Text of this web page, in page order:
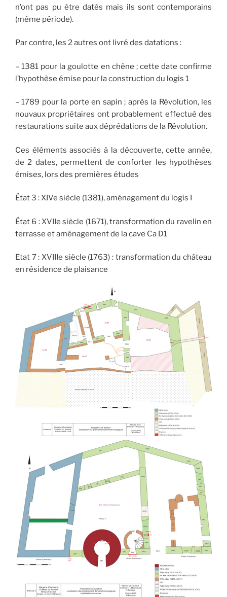
n’ont pas pu être datés mais ils sont contemporains
(même période).
Par contre, les 2 autres ont livré des datations :
– 1381 pour la goulotte en chêne ; cette date confirme
l’hypothèse émise pour la construction du logis 1
– 1789 pour la porte en sapin ; après la Révolution, les
nouvaux propriétaires ont probablement effectué des
restaurations suite aux déprédations de la Révolution.
Ces éléments associés à la découverte, cette année,
de 2 dates, permettent de conforter les hypothèses
émises, lors des premières études
État 3 : XIVe siècle (1381), aménagement du logis I
État 6 : XVIIe siècle (1671), transformation du ravelin en
terrasse et aménagement de la cave Ca D1
Etat 7 : XVIIIe siècle (1763) : transformation du château
en résidence de plaisance